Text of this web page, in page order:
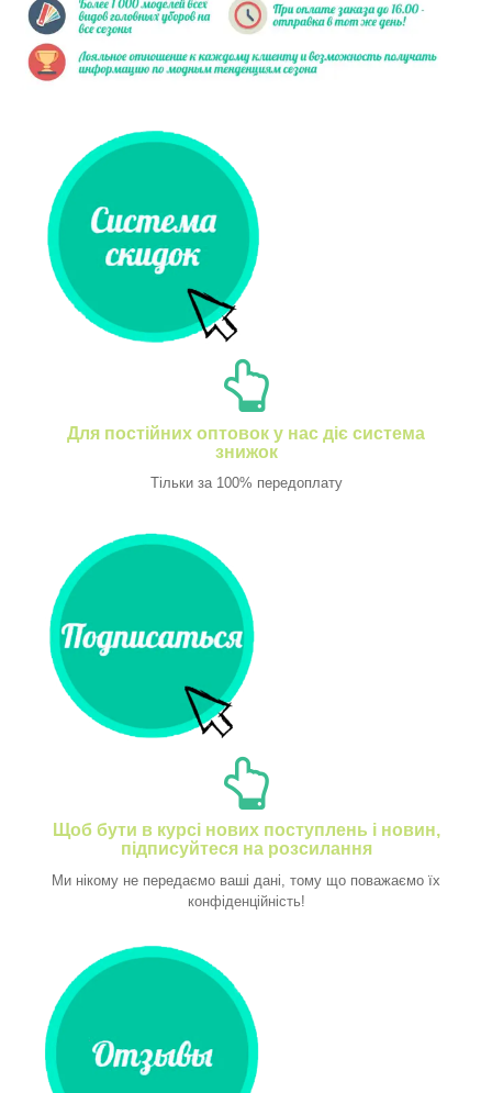
Для постійних оптовок у нас діє система
знижок
Тільки за 100% передоплату
Щоб бути в курсі нових поступлень і новин,
підписуйтеся на розсилання
Ми нікому не передаємо ваші дані, тому що поважаємо їх
конфіденційність!